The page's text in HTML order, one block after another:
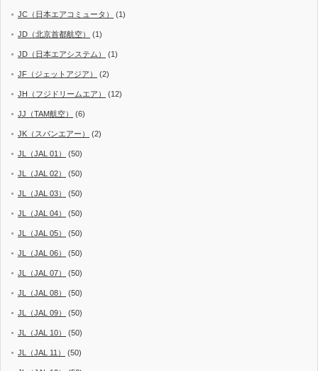
JC（日本エアコミュータ） (1)
JD（北京首都航空） (1)
JD（日本エアシステム） (1)
JF（ジェットアジア） (2)
JH（フジドリームエア） (12)
JJ（TAM航空） (6)
JK（スパンエアー） (2)
JL（JAL 01） (50)
JL（JAL 02） (50)
JL（JAL 03） (50)
JL（JAL 04） (50)
JL（JAL 05） (50)
JL（JAL 06） (50)
JL（JAL 07） (50)
JL（JAL 08） (50)
JL（JAL 09） (50)
JL（JAL 10） (50)
JL（JAL 11） (50)